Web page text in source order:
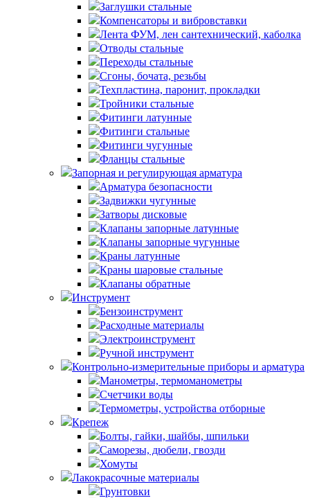
Заглушки стальные
Компенсаторы и вибровставки
Лента ФУМ, лен сантехнический, каболка
Отводы стальные
Переходы стальные
Сгоны, бочата, резьбы
Техпластина, паронит, прокладки
Тройники стальные
Фитинги латунные
Фитинги стальные
Фитинги чугунные
Фланцы стальные
Запорная и регулирующая арматура
Арматура безопасности
Задвижки чугунные
Затворы дисковые
Клапаны запорные латунные
Клапаны запорные чугунные
Краны латунные
Краны шаровые стальные
Клапаны обратные
Инструмент
Бензоинструмент
Расходные материалы
Электроинструмент
Ручной инструмент
Контрольно-измерительные приборы и арматура
Манометры, термоманометры
Счетчики воды
Термометры, устройства отборные
Крепеж
Болты, гайки, шайбы, шпильки
Саморезы, дюбели, гвозди
Хомуты
Лакокрасочные материалы
Грунтовки